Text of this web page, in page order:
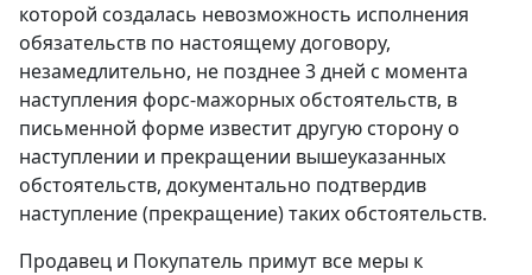
которой создалась невозможность исполнения
обязательств по настоящему договору,
незамедлительно, не позднее 3 дней с момента
наступления форс-мажорных обстоятельств, в
письменной форме известит другую сторону о
наступлении и прекращении вышеуказанных
обстоятельств, документально подтвердив
наступление (прекращение) таких обстоятельств.
Продавец и Покупатель примут все меры к